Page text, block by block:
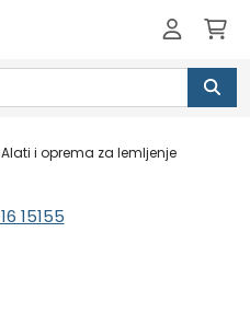
Alati i oprema za lemljenje